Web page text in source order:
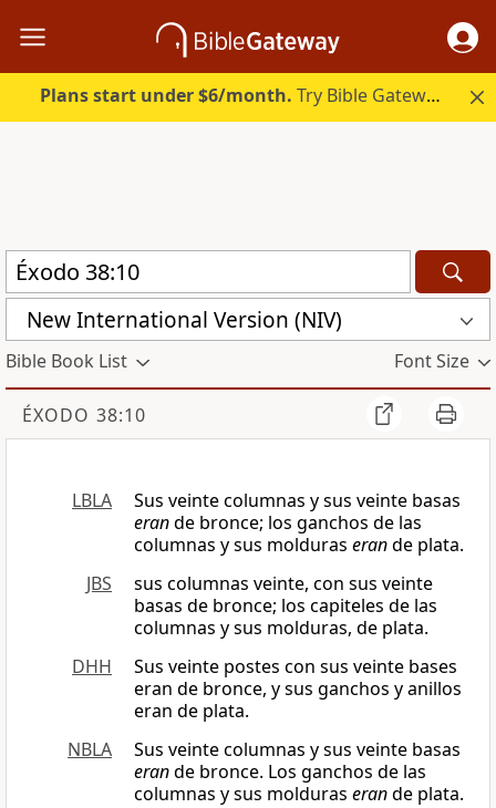
Plans start under $6/month. Try Bible Gateway Plus.
New International Version (NIV)
Bible Book List Font Size
ÉXODO 38:10
LBLA
Sus veinte columnas y sus veinte basas
erande bronce; los ganchos de las
columnas y sus molduras erande plata.
JBS
sus columnas veinte, con sus veinte
basas de bronce; los capiteles de las
columnas y sus molduras, de plata.
DHH
Sus veinte postes con sus veinte bases
eran de bronce, y sus ganchos y anillos
eran de plata.
NBLA
Sus veinte columnas y sus veinte basas
erande bronce. Los ganchos de las
columnas y sus molduras erande plata.